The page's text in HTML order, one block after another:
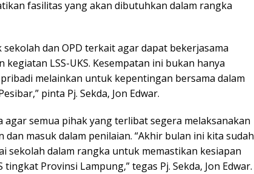
fasilitas yang akan dibutuhkan dalam rangka
dan OPD terkait agar dapat bekerjasama
LSS-UKS. Kesempatan ini bukan hanya
melainkan untuk kepentingan bersama dalam
pinta Pj. Sekda, Jon Edwar.
agar semua pihak yang terlibat segera melaksanakan
masuk dalam penilaian. “Akhir bulan ini kita sudah
sekolah dalam rangka untuk memastikan kesiapan
Provinsi Lampung,” tegas Pj. Sekda, Jon Edwar.